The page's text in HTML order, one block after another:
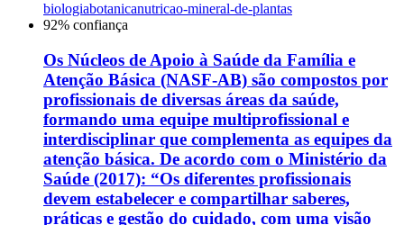
biologiabotanicanutricao-mineral-de-plantas
92% confiança
Os Núcleos de Apoio à Saúde da Família e
Atenção Básica (NASF-AB) são compostos por
profissionais de diversas áreas da saúde,
formando uma equipe multiprofissional e
interdisciplinar que complementa as equipes da
atenção básica. De acordo com o Ministério da
Saúde (2017): “Os diferentes profissionais
devem estabelecer e compartilhar saberes,
práticas e gestão do cuidado, com uma visão